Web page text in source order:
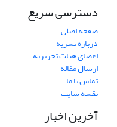
دسترسی سریع
صفحه اصلی
درباره نشریه
اعضای هیات تحریریه
ارسال مقاله
تماس با ما
نقشه سایت
آخرین اخبار